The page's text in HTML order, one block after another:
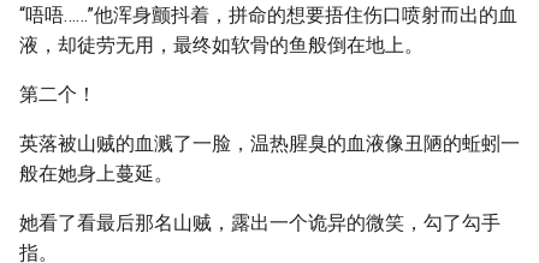
“唔唔……”他浑身颤抖着，拼命的想要捂住伤口喷射而出的血
液，却徒劳无用，最终如软骨的鱼般倒在地上。
第二个！
英落被山贼的血溅了一脸，温热腥臭的血液像丑陋的蚯蚓一
般在她身上蔓延。
她看了看最后那名山贼，露出一个诡异的微笑，勾了勾手
指。